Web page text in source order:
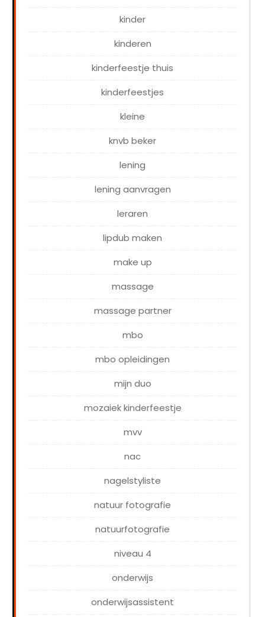
kinder
kinderen
kinderfeestje thuis
kinderfeestjes
kleine
knvb beker
lening
lening aanvragen
leraren
lipdub maken
make up
massage
massage partner
mbo
mbo opleidingen
mijn duo
mozaiek kinderfeestje
mvv
nac
nagelstyliste
natuur fotografie
natuurfotografie
niveau 4
onderwijs
onderwijsassistent